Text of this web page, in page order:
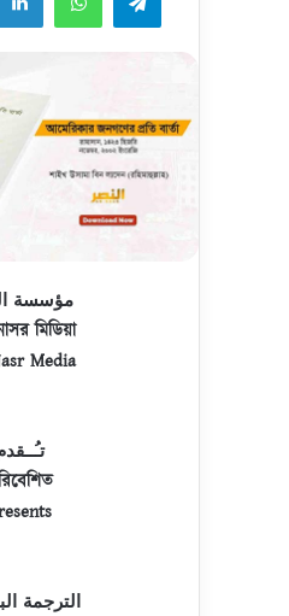
مؤسسة
মিডিয়া
Media
الترجمة